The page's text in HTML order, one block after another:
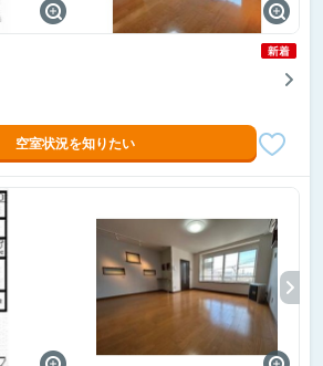
空室状況を知りたい